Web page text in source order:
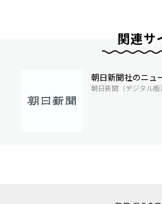
関連サ
朝日新聞社のニュ
朝日新聞（デジタル版）